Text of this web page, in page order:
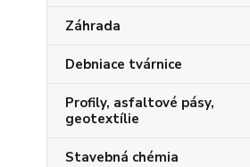
Záhrada
Debniace tvárnice
Profily, asfaltové pásy,
geotextílie
Stavebná chémia